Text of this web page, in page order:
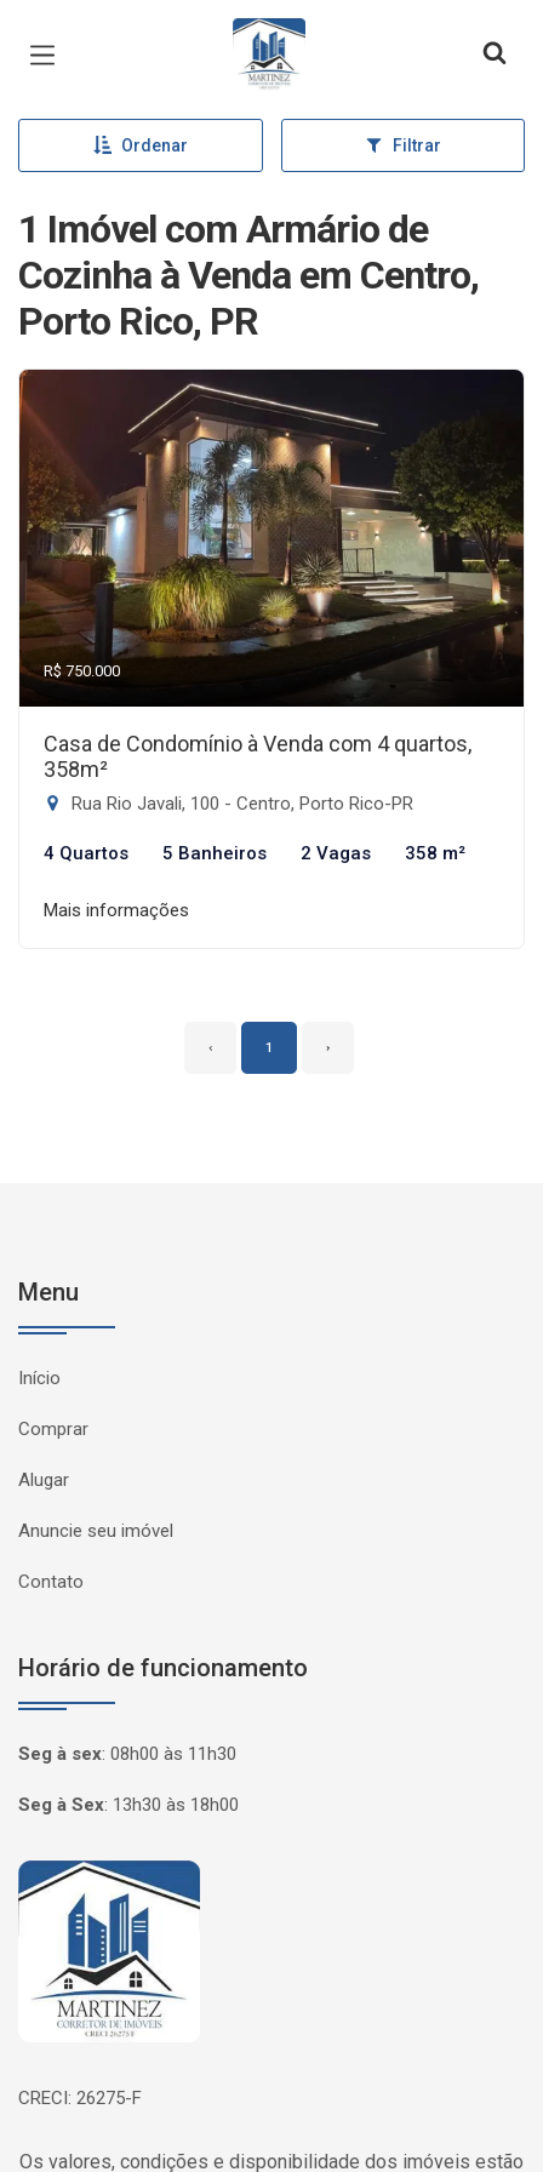
Página inicial
Ordenar Filtrar
1 Imóvel com Armário de
Cozinha à Venda em Centro,
Porto Rico, PR
R$ 750.000
Casa de Condomínio à Venda com 4 quartos,
358m²
Rua Rio Javali, 100 - Centro, Porto Rico-PR
4 Quartos 5 Banheiros 2 Vagas 358 m²
Mais informações
‹ 1 ›
Menu
Início
Comprar
Alugar
Anuncie seu imóvel
Contato
Horário de funcionamento
Seg à sex: 08h00 às 11h30
Seg à Sex: 13h30 às 18h00
Página inicial
CRECI: 26275-F
Os valores, condições e disponibilidade dos imóveis estão